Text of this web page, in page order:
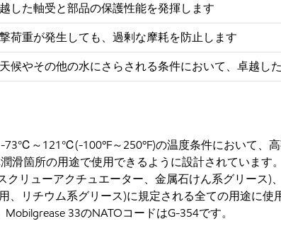
した軸受と部品の保護性能を発揮します
荷重が発生しても、過剰な摩耗を防止します
候やその他の水にさらされる条件において、卓越し
～121℃(-100ºF～250ºF)の温度条件において、
滑箇所の用途で使用できるように設計されていま
リューアクチュエーター、金属石けん系グリース)
リチウム系グリース)に規定される全ての用途に使
33のNATOコードはG-354です。